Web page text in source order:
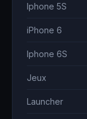
Iphone 5S
iPhone 6
Iphone 6S
Jeux
Launcher